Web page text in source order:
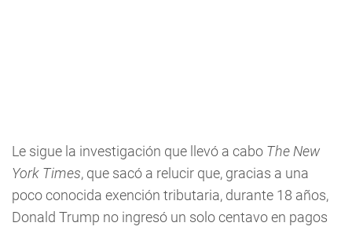
Le sigue la investigación que llevó a cabo The New
York Times, que sacó a relucir que, gracias a una
poco conocida exención tributaria, durante 18 años,
Donald Trump no ingresó un solo centavo en pagos